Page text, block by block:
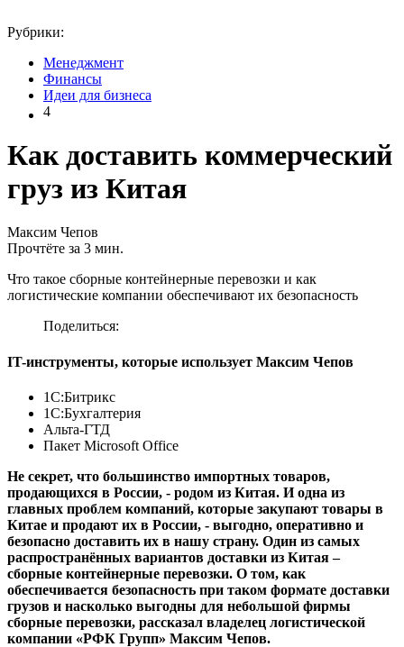
Рубрики:
Менеджмент
Финансы
Идеи для бизнеса
4
Как доставить коммерческий
груз из Китая
Максим Чепов
Прочтёте за 3 мин.
Что такое сборные контейнерные перевозки и как
логистические компании обеспечивают их безопасность
Поделиться:
IT-инструменты, которые использует Максим Чепов
1С:Битрикс
1С:Бухгалтерия
Альта-ГТД
Пакет Microsoft Office
Не секрет, что большинство импортных товаров,
продающихся в России, - родом из Китая. И одна из
главных проблем компаний, которые закупают товары в
Китае и продают их в России, - выгодно, оперативно и
безопасно доставить их в нашу страну. Один из самых
распространённых вариантов доставки из Китая –
сборные контейнерные перевозки. О том, как
обеспечивается безопасность при таком формате доставки
грузов и насколько выгодны для небольшой фирмы
сборные перевозки, рассказал владелец логистической
компании «РФК Групп» Максим Чепов.